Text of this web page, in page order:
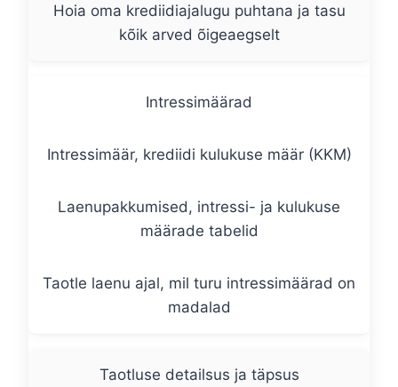
Hoia oma krediidiajalugu puhtana ja tasu
kõik arved õigeaegselt
Intressimäärad
Intressimäär, krediidi kulukuse määr (KKM)
Laenupakkumised, intressi- ja kulukuse
määrade tabelid
Taotle laenu ajal, mil turu intressimäärad on
madalad
Taotluse detailsus ja täpsus